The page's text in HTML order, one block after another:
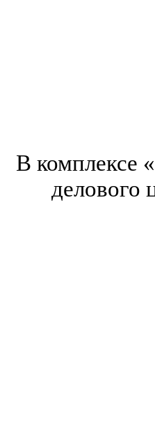
В комплексе
делового